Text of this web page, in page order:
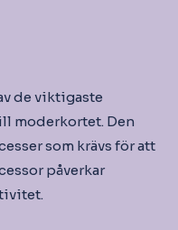
de viktigaste
moderkortet. Den
som krävs för att
påverkar